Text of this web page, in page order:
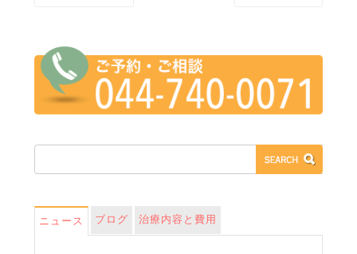
ニュース ブログ 治療内容と費用